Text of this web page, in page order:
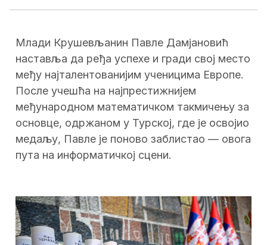
Млади Крушевљанин Павле Дамјановић
наставља да ређа успехе и гради свој место
међу најталентованијим ученицима Европе.
После учешћа на најпрестижнијем
међународном математичком такмичењу за
основце, одржаном у Турској, где је освојио
медаљу, Павле је поново заблистао — овога
пута на информатичкој сцени.